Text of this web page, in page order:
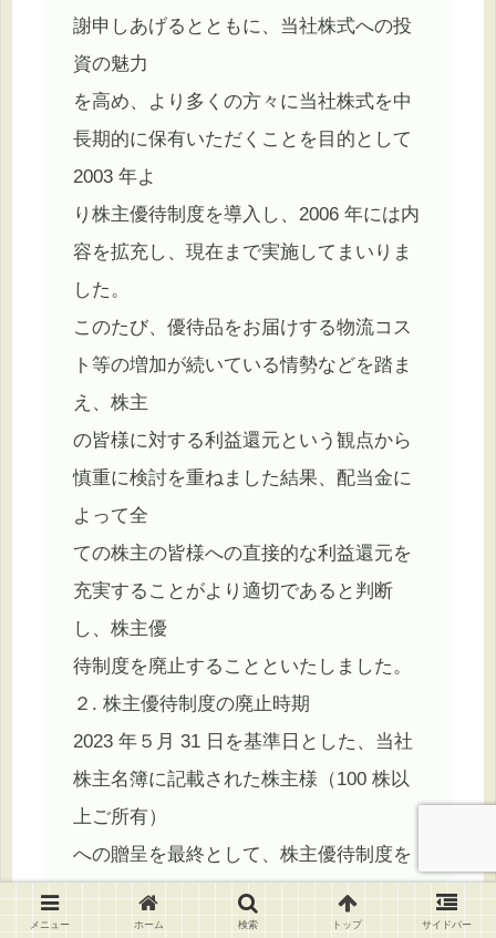
謝申しあげるとともに、当社株式への投
資の魅力
を高め、より多くの方々に当社株式を中
長期的に保有いただくことを目的として
2003 年よ
り株主優待制度を導入し、2006 年には内
容を拡充し、現在まで実施してまいりま
した。
このたび、優待品をお届けする物流コス
ト等の増加が続いている情勢などを踏ま
え、株主
の皆様に対する利益還元という観点から
慎重に検討を重ねました結果、配当金に
よって全
ての株主の皆様への直接的な利益還元を
充実することがより適切であると判断
し、株主優
待制度を廃止することといたしました。
２. 株主優待制度の廃止時期
2023 年５月 31 日を基準日とした、当社
株主名簿に記載された株主様（100 株以
上ご所有）
への贈呈を最終として、株主優待制度を
廃止させていただきます。
メニュー ホーム 検索 トップ サイドバー